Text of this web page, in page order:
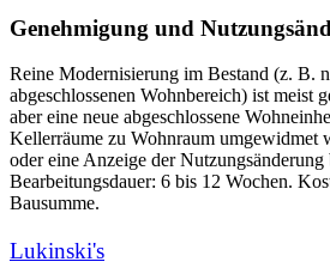
Genehmigung und
Reine Modernisierung im Bestand (z. B.
abgeschlossenen Wohnbereich) ist meist
aber eine neue abgeschlossene
Kellerräume zu Wohnraum umgewidmet
oder eine Anzeige der
Bearbeitungsdauer: 6 bis 12 Wochen.
Bausumme.
Lukinski's